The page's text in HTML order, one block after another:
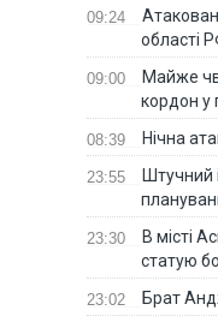
09:24
області
09:00
Майже
кордон у
08:39 Нічна
23:55
Штучний
23:30
В місті
статую
23:02 Брат